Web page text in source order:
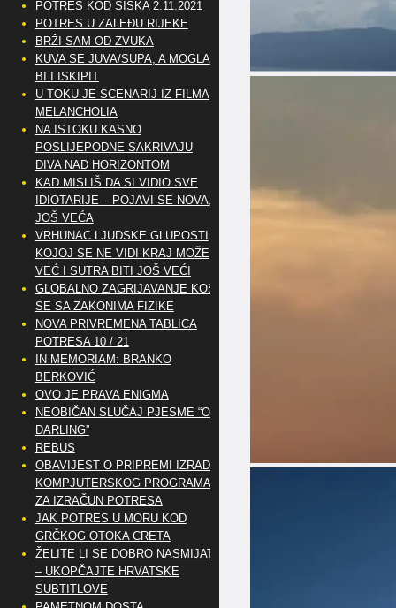
POTRES KOD SISKA 2.11.2021
POTRES U ZALEĐU RIJEKE
BRŽI SAM OD ZVUKA
KUVA SE JUVA/SUPA, A MOGLA
BI I ISKIPIT
U TOKU JE SCENARIJ IZ FILMA
MELANCHOLIA
NA ISTOKU KASNO
POSLIJEPODNE SAKRIVAJU
DIVA NAD HORIZONTOM
KAD MISLIŠ DA SI VIDIO SVE
IDIOTARIJE – POJAVI SE NOVA,..
JOŠ VEĆA
VRHUNAC LJUDSKE GLUPOSTI
KOJOJ SE NE VIDI KRAJ MOŽE
VEĆ I SUTRA BITI JOŠ VEĆI
GLOBALNO ZAGRIJAVANJE KOSI
SE SA ZAKONIMA FIZIKE
NOVA PRIVREMENA TABLICA
POTRESA 10 / 21
IN MEMORIAM: BRANKO
BERKOVIĆ
OVO JE PRAVA ENIGMA
NEOBIČAN SLUČAJ PJESME “OH
DARLING”
REBUS
OBAVIJEST O PRIPREMI IZRADE
KOMPJUTERSKOG PROGRAMA
ZA IZRAČUN POTRESA
JAK POTRES U MORU KOD
GRČKOG OTOKA CRETA
ŽELITE LI SE DOBRO NASMIJATI
– UKOPČAJTE HRVATSKE
SUBTITLOVE